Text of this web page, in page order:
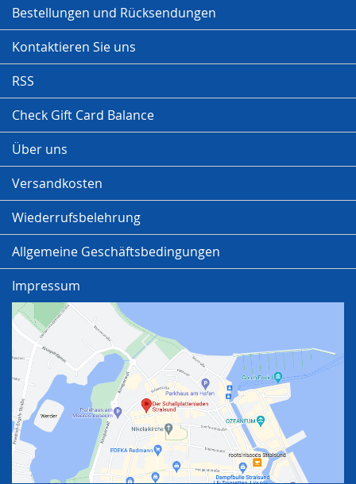
Bestellungen und Rücksendungen
Kontaktieren Sie uns
RSS
Check Gift Card Balance
Über uns
Versandkosten
Wiederrufsbelehrung
Allgemeine Geschäftsbedingungen
Impressum